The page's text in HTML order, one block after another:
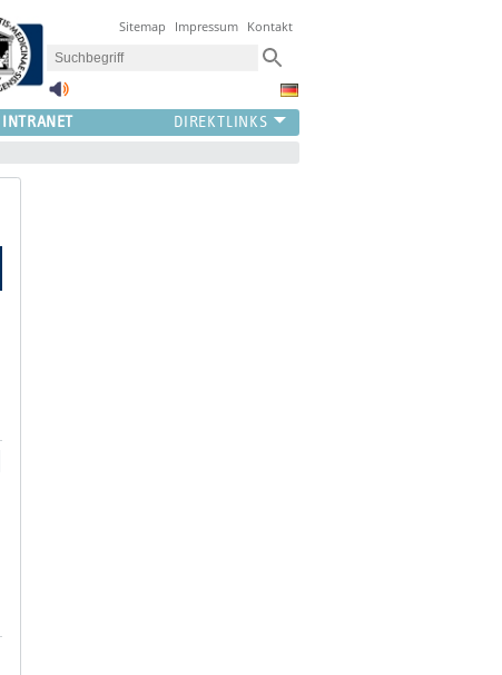
Sitemap Impressum Kontakt
INTRANET